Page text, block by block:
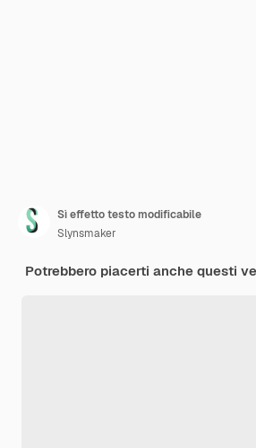
Sì effetto testo modificabile
Slynsmaker
Potrebbero piacerti anche questi